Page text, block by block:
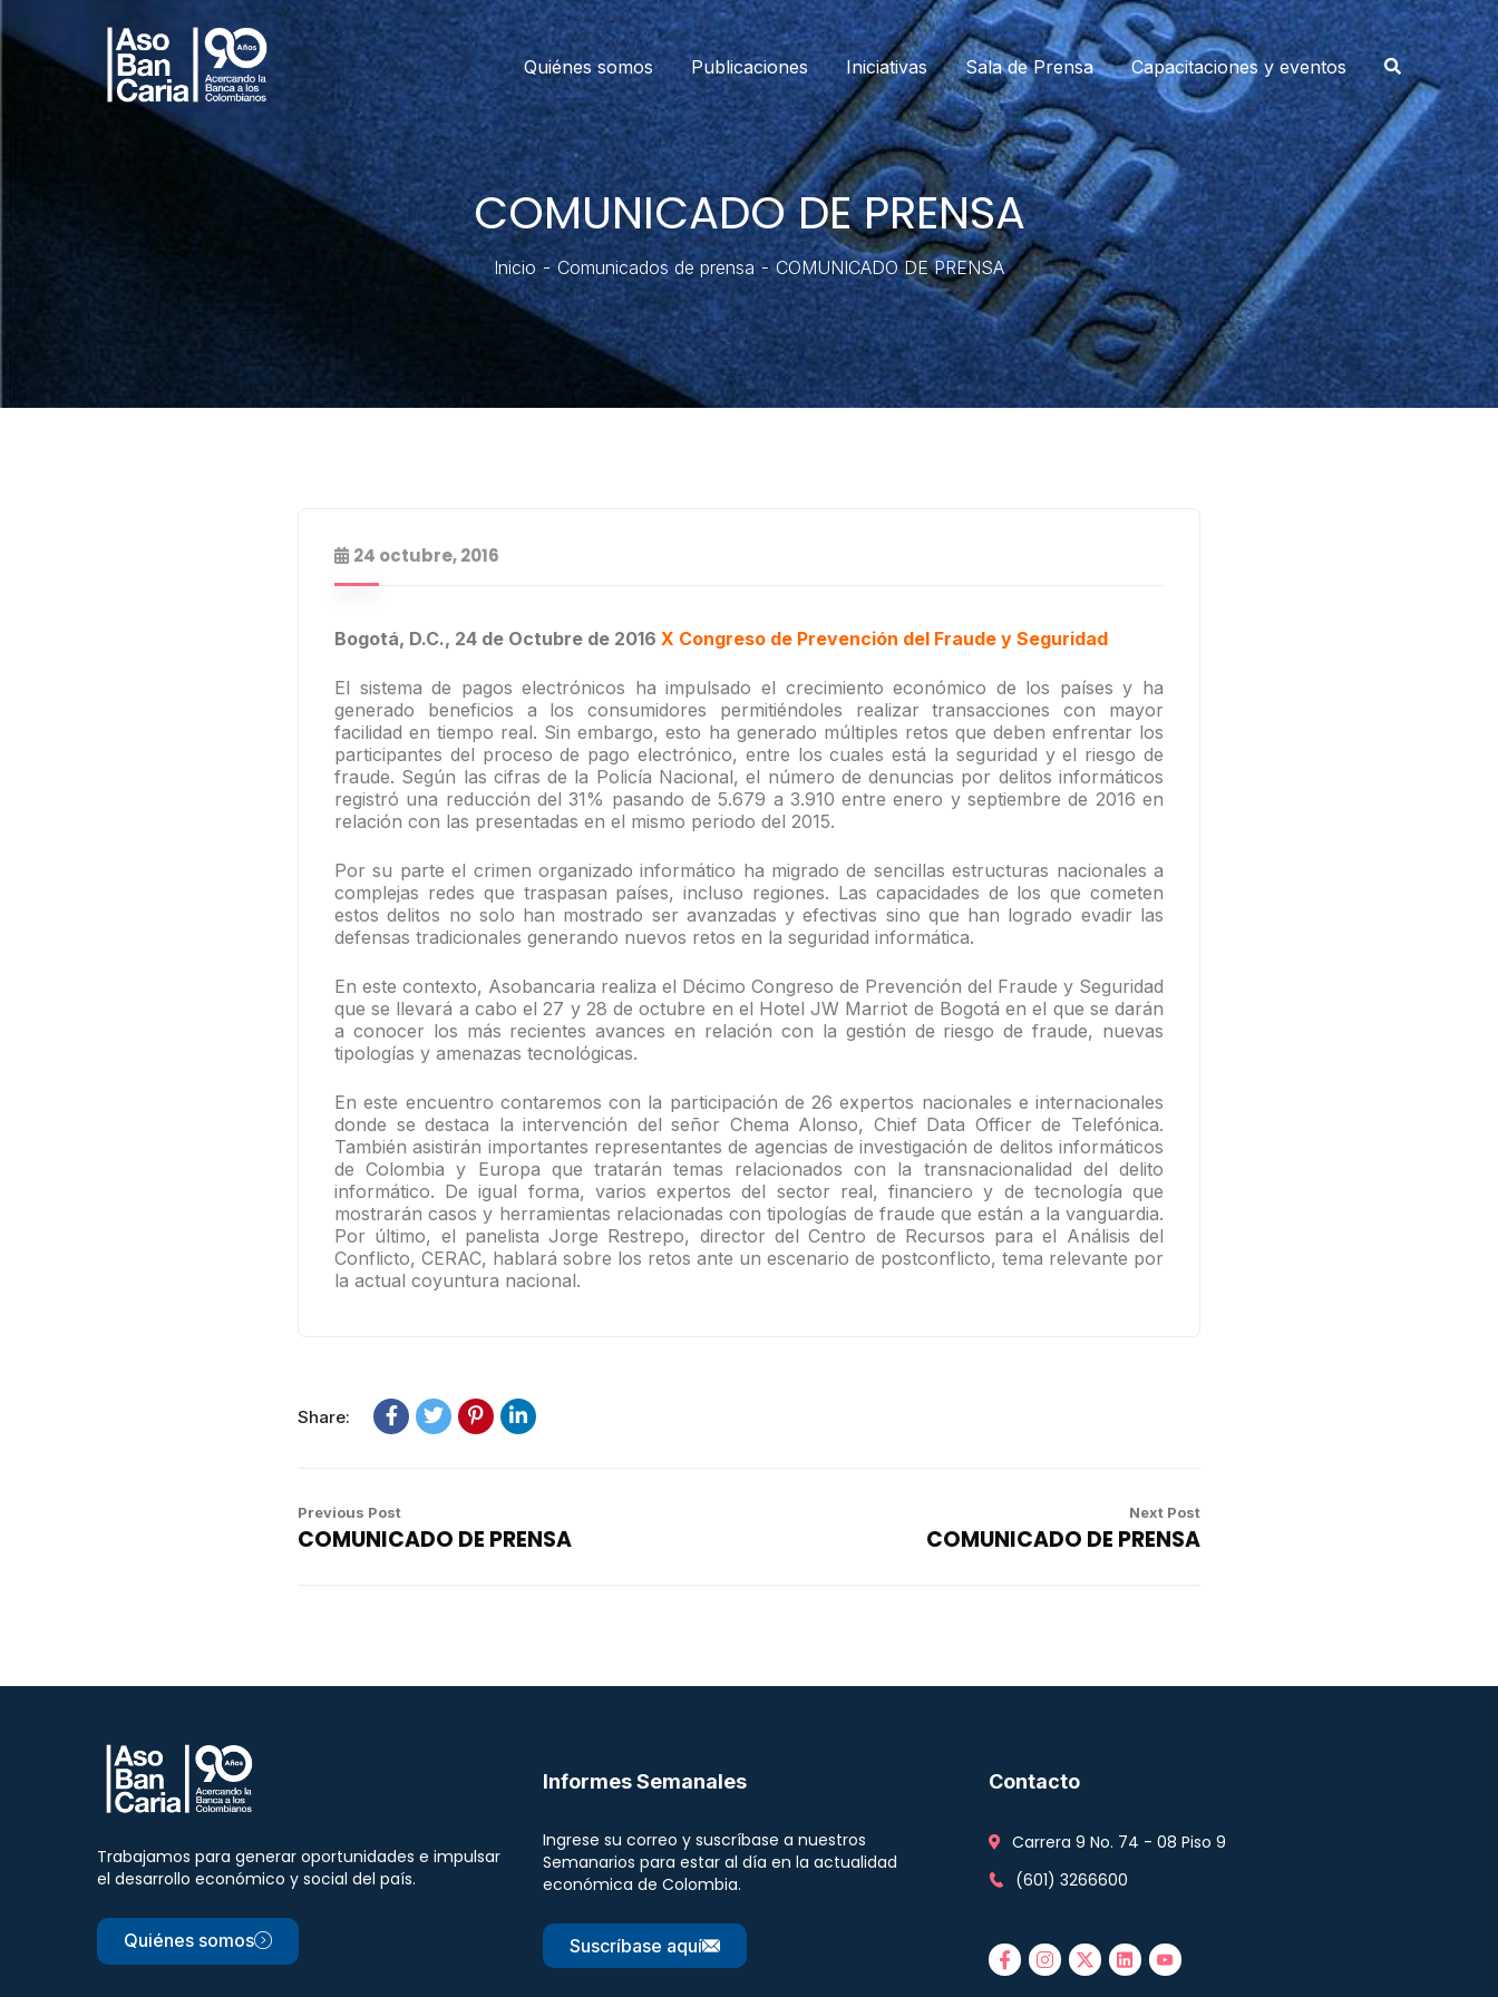
Quiénes somos Publicaciones Iniciativas Sala de Prensa Capacitaciones y eventos
COMUNICADO DE PRENSA
Inicio Comunicados de prensa COMUNICADO DE PRENSA
24 octubre, 2016
Bogotá, D.C., 24 de Octubre de 2016 X Congreso de Prevención del Fraude y Seguridad
El sistema de pagos electrónicos ha impulsado el crecimiento económico de los países y ha
generado beneficios a los consumidores permitiéndoles realizar transacciones con mayor
facilidad en tiempo real. Sin embargo, esto ha generado múltiples retos que deben enfrentar los
participantes del proceso de pago electrónico, entre los cuales está la seguridad y el riesgo de
fraude. Según las cifras de la Policía Nacional, el número de denuncias por delitos informáticos
registró una reducción del 31% pasando de 5.679 a 3.910 entre enero y septiembre de 2016 en
relación con las presentadas en el mismo periodo del 2015.
Por su parte el crimen organizado informático ha migrado de sencillas estructuras nacionales a
complejas redes que traspasan países, incluso regiones. Las capacidades de los que cometen
estos delitos no solo han mostrado ser avanzadas y efectivas sino que han logrado evadir las
defensas tradicionales generando nuevos retos en la seguridad informática.
En este contexto, Asobancaria realiza el Décimo Congreso de Prevención del Fraude y Seguridad
que se llevará a cabo el 27 y 28 de octubre en el Hotel JW Marriot de Bogotá en el que se darán
a conocer los más recientes avances en relación con la gestión de riesgo de fraude, nuevas
tipologías y amenazas tecnológicas.
En este encuentro contaremos con la participación de 26 expertos nacionales e internacionales
donde se destaca la intervención del señor Chema Alonso, Chief Data Officer de Telefónica.
También asistirán importantes representantes de agencias de investigación de delitos informáticos
de Colombia y Europa que tratarán temas relacionados con la transnacionalidad del delito
informático. De igual forma, varios expertos del sector real, financiero y de tecnología que
mostrarán casos y herramientas relacionadas con tipologías de fraude que están a la vanguardia.
Por último, el panelista Jorge Restrepo, director del Centro de Recursos para el Análisis del
Conflicto, CERAC, hablará sobre los retos ante un escenario de postconflicto, tema relevante por
la actual coyuntura nacional.
Share:
Previous Post
COMUNICADO DE PRENSA
Next Post
COMUNICADO DE PRENSA
Trabajamos para generar oportunidades e impulsar
el desarrollo económico y social del país.
Quiénes somos
Informes Semanales
Ingrese su correo y suscríbase a nuestros
Semanarios para estar al día en la actualidad
económica de Colombia.
Suscríbase aquí
Contacto
Carrera 9 No. 74 - 08 Piso 9
(601) 3266600